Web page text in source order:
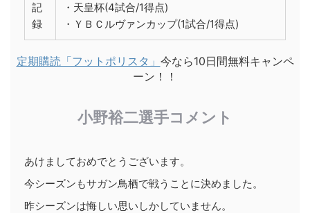
記
録
・天皇杯(4試合/1得点)
・ＹＢＣルヴァンカップ(1試合/1得点)
定期購読「フットポリスタ」 今なら10日間無料キャンペ
ーン！！
小野裕二選手コメント
あけましておめでとうございます。
今シーズンもサガン鳥栖で戦うことに決めました。
昨シーズンは悔しい思いしかしていません。